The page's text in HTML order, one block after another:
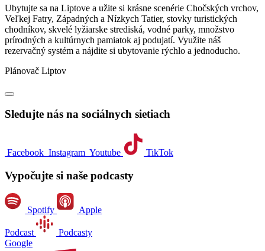
Ubytujte sa na Liptove a užite si krásne scenérie Chočských vrchov,
Veľkej Fatry, Západných a Nízkych Tatier, stovky turistických
chodníkov, skvelé lyžiarske strediská, vodné parky, množstvo
prírodných a kultúrnych pamiatok aj podujatí. Využite náš
rezervačný systém a nájdite si ubytovanie rýchlo a jednoducho.
Plánovač Liptov
Sledujte nás na sociálnych sietiach
Facebook Instagram Youtube TikTok
Vypočujte si naše podcasty
Spotify Apple
Podcast
Podcasty
Google